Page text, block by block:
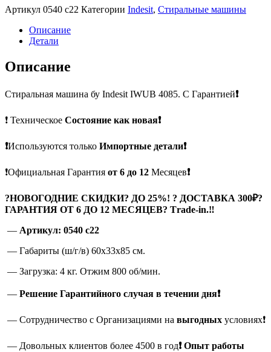
Артикул 0540 с22 Категории Indesit, Стиральные машины
Описание
Детали
Описание
Стиральная машина бу Indesit IWUB 4085. С Гарантией❗
❗ Техническое Состояние как новая❗
❗Используются только Импортные детали❗
❗Официальная Гарантия от 6 до 12 Месяцев❗
?НОВОГОДНИЕ СКИДКИ? ДО 25%! ? ДОСТАВКА 300₽?
ГАРАНТИЯ ОТ 6 ДО 12 МЕСЯЦЕВ? Тrade-in.‼
— Артикул: 0540 с22
— Габариты (ш/г/в) 60x33x85 см.
— Загрузка: 4 кг. Отжим 800 об/мин.
— Решение Гарантийного случая в течении дня❗
— Сотрудничество с Организациями на выгодных условиях❗
— Довольных клиентов более 4500 в год❗ Опыт работы